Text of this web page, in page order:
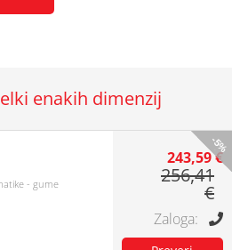
enakih dimenzij
-5%
- gume
243,59 €
256,41
€